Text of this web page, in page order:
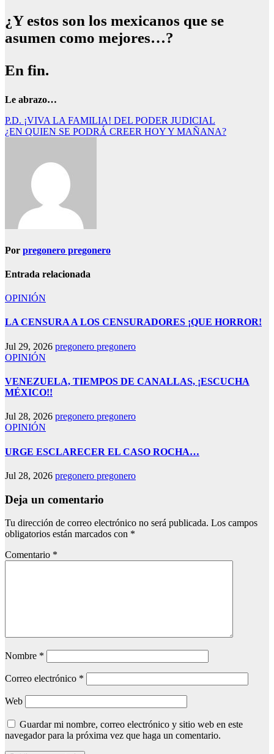
¿Y estos son los mexicanos que se
asumen como mejores…?
En fin.
Le abrazo…
Navegación
de
P.D. ¡VIVA LA FAMILIA! DEL PODER JUDICIAL
¿EN QUIEN SE PODRÁ CREER HOY Y MAÑANA?
Por pregonero pregonero
Entrada relacionada
OPINIÓN
LA CENSURA A LOS CENSURADORES ¡QUE HORROR!
Jul 29, 2026 pregonero pregonero
OPINIÓN
VENEZUELA, TIEMPOS DE CANALLAS, ¡ESCUCHA
MÉXICO!!
Jul 28, 2026 pregonero pregonero
OPINIÓN
URGE ESCLARECER EL CASO ROCHA…
Jul 28, 2026 pregonero pregonero
Deja un comentario
Tu dirección de correo electrónico no será publicada. Los campos
obligatorios están marcados con *
Comentario *
Nombre *
Correo electrónico *
Web
Guardar mi nombre, correo electrónico y sitio web en este
navegador para la próxima vez que haga un comentario.